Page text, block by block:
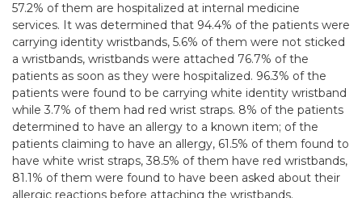
57.2% of them are hospitalized at internal medicine
services. It was determined that 94.4% of the patients were
carrying identity wristbands, 5.6% of them were not sticked
a wristbands, wristbands were attached 76.7% of the
patients as soon as they were hospitalized. 96.3% of the
patients were found to be carrying white identity wristband
while 3.7% of them had red wrist straps. 8% of the patients
determined to have an allergy to a known item; of the
patients claiming to have an allergy, 61.5% of them found to
have white wrist straps, 38.5% of them have red wristbands,
81.1% of them were found to have been asked about their
allergic reactions before attaching the wristbands.